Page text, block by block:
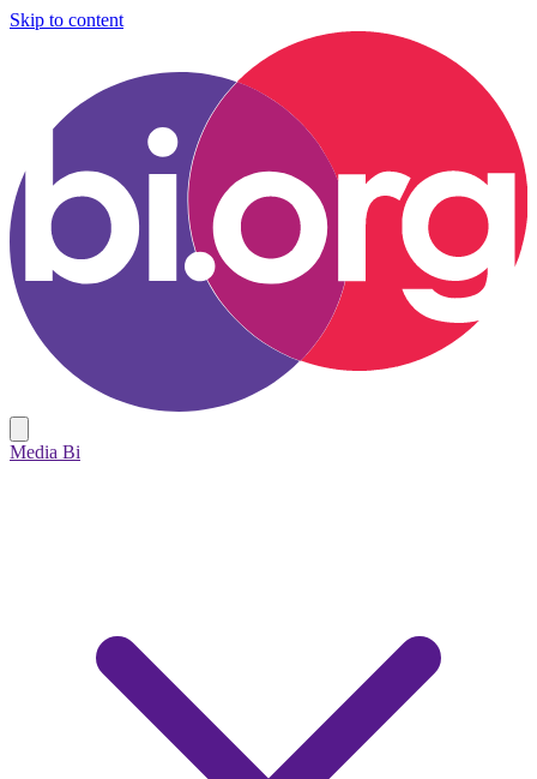
Skip to content
Media Bi